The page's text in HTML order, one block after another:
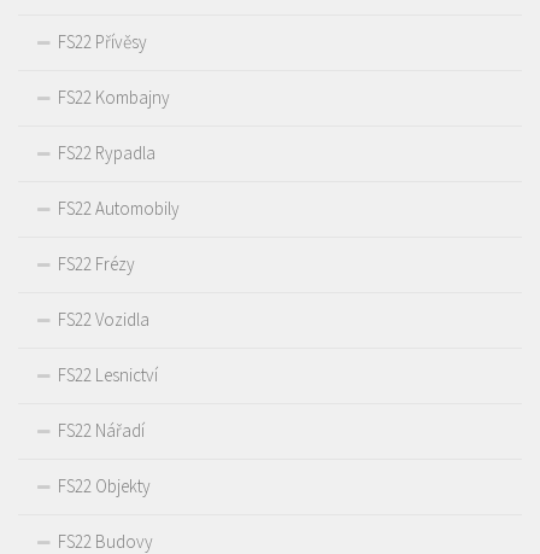
FS22 Přívěsy
FS22 Kombajny
FS22 Rypadla
FS22 Automobily
FS22 Frézy
FS22 Vozidla
FS22 Lesnictví
FS22 Nářadí
FS22 Objekty
FS22 Budovy